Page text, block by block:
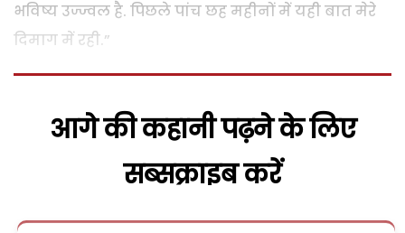
भविष्य उज्ज्वल है. पिछले पांच छह महीनों में यही बात मेरे
दिमाग में रही.”
आगे की कहानी पढ़ने के लिए
सब्सक्राइब करें